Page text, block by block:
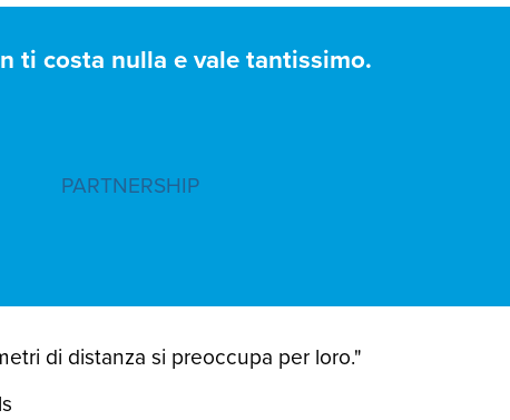
ti costa nulla e vale tantissimo.
PARTNERSHIP
di distanza si preoccupa per loro."